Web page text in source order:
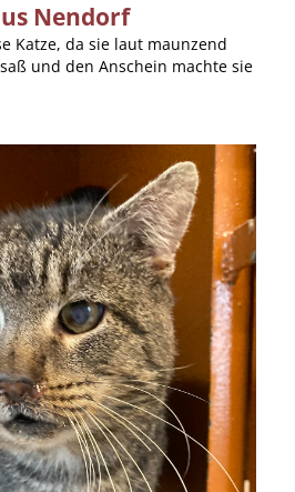
Nendorf
Katze, da sie laut maunzend
und den Anschein machte sie